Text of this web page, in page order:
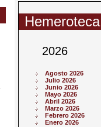
Hemeroteca
2026
Agosto 2026
Julio 2026
Junio 2026
Mayo 2026
Abril 2026
Marzo 2026
Febrero 2026
Enero 2026